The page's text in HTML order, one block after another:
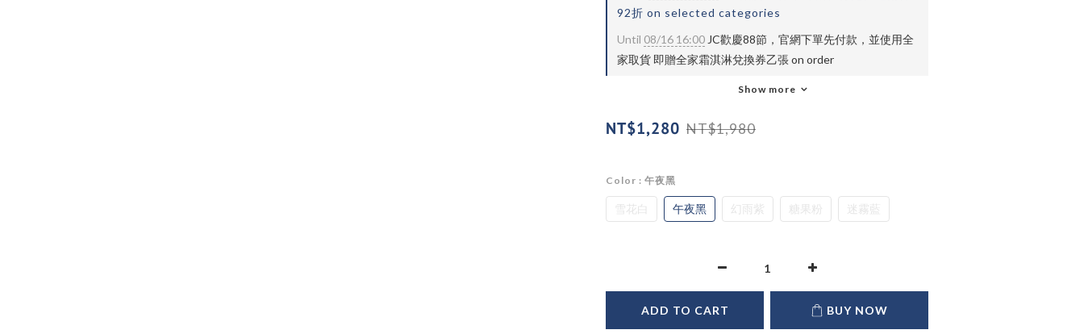
92折 on selected categories
Until 08/16 16:00 JC歡慶88節，官網下單先付款，並使用全
家取貨 即贈全家霜淇淋兌換券乙張 on order
Show more
NT$1,280 NT$1,980
Color : 午夜黑
雪花白 午夜黑 幻雨紫 糖果粉 迷霧藍
ADD TO CART BUY NOW